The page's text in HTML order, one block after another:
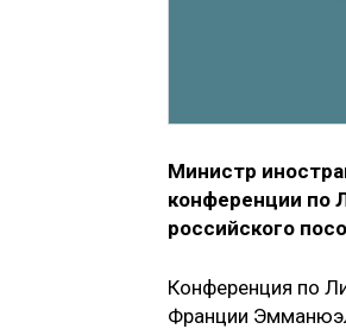
Министр
конференции по
российского
Конференция по
Франции